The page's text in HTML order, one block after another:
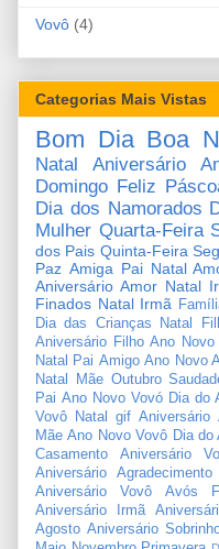
Vovô (4)
Categorias Mais Vistas
Bom Dia Boa
Natal Aniversário
Domingo Feliz
Dia dos Namorados
Mulher Quarta-Feira
dos Pais Quinta-Feira
Paz Amiga Pai Natal
Aniversário Amor Natal
Finados Natal Irmã
Dia das Crianças
Natal
Aniversário Filho Ano Novo
Natal Pai Amigo Ano Novo
Natal Mãe Outubro
Pai Ano Novo Vovó Dia do
Vovô
Natal gif Aniversário
Mãe Ano Novo Vovô Dia do
Casamento
Aniversário
Aniversário Agradecimento
Aniversário Vovô
Avós
Aniversário Irmã
Agosto Aniversário